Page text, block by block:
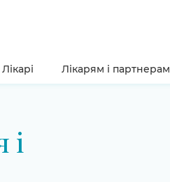
Лікарі Лікарям і партнерам
і